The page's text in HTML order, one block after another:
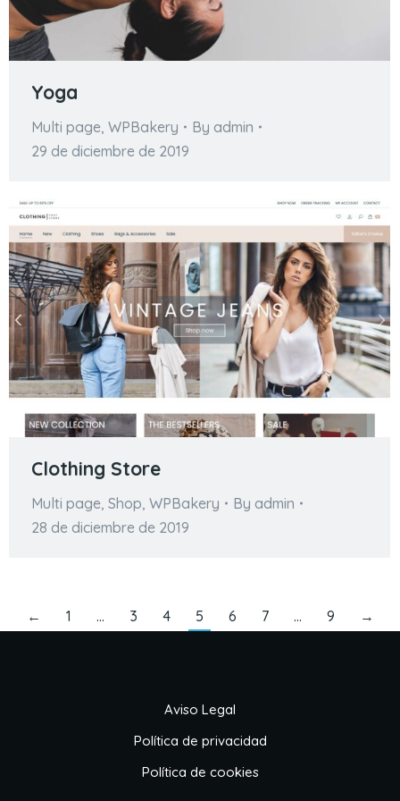
Yoga
Multi page WPBakery By admin
29 de diciembre de 2019
Clothing Store
Multi page Shop WPBakery By admin
28 de diciembre de 2019
← 1 … 3 4 5 6 7 … 9 →
Aviso Legal
Política de privacidad
Política de cookies